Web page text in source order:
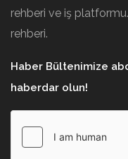
rehberi ve iş
rehberi.
Haber Bültenimize
haberdar olun!